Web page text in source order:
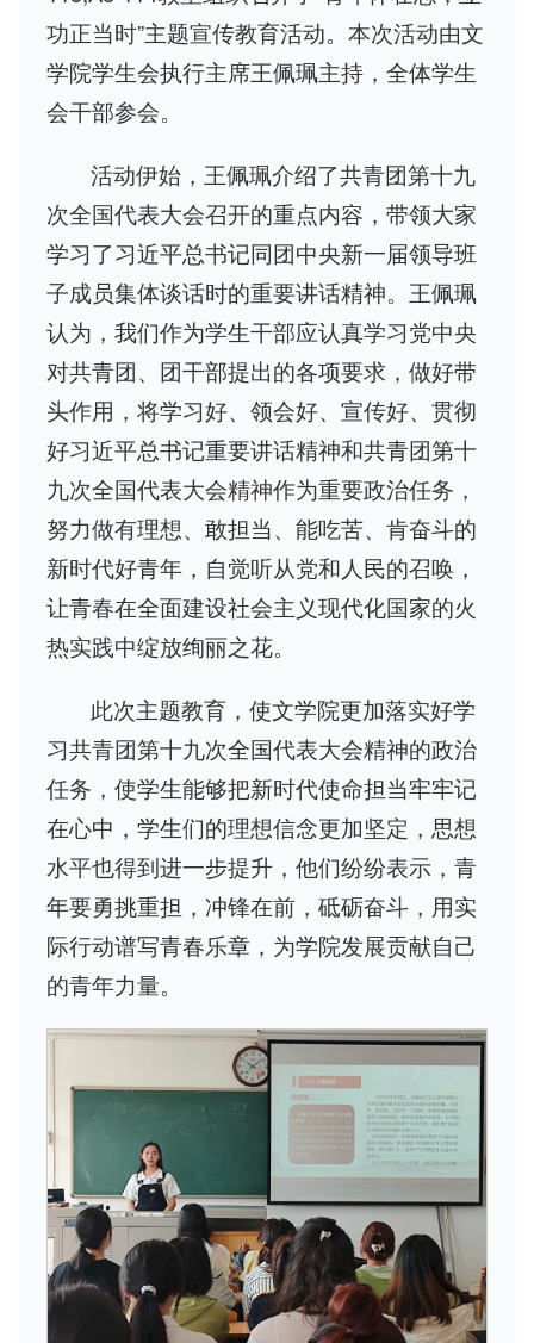
功正当时”主题宣传教育活动。本次活动由文
学院学生会执行主席王佩珮主持，全体学生
会干部参会。
活动伊始，王佩珮介绍了共青团第十九
次全国代表大会召开的重点内容，带领大家
学习了习近平总书记同团中央新一届领导班
子成员集体谈话时的重要讲话精神。王佩珮
认为，我们作为学生干部应认真学习党中央
对共青团、团干部提出的各项要求，做好带
头作用，将学习好、领会好、宣传好、贯彻
好习近平总书记重要讲话精神和共青团第十
九次全国代表大会精神作为重要政治任务，
努力做有理想、敢担当、能吃苦、肯奋斗的
新时代好青年，自觉听从党和人民的召唤，
让青春在全面建设社会主义现代化国家的火
热实践中绽放绚丽之花。
此次主题教育，使文学院更加落实好学
习共青团第十九次全国代表大会精神的政治
任务，使学生能够把新时代使命担当牢牢记
在心中，学生们的理想信念更加坚定，思想
水平也得到进一步提升，他们纷纷表示，青
年要勇挑重担，冲锋在前，砥砺奋斗，用实
际行动谱写青春乐章，为学院发展贡献自己
的青年力量。